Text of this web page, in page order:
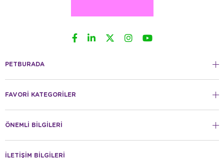
PETBURADA
FAVORİ KATEGORİLER
ÖNEMLİ BİLGİLERİ
İLETİŞİM BİLGİLERİ